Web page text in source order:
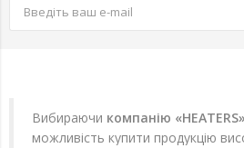
Вибираючи компанію «HEATERS»
можливість купити продукцію